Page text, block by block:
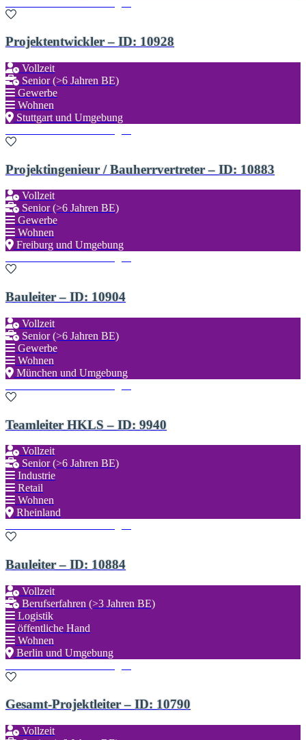
Projektentwickler – ID: 10928
Vollzeit
Senior (>6 Jahren BE)
Gewerbe
Wohnen
Stuttgart und Umgebung
Projektingenieur / Bauherrvertreter – ID: 10883
Vollzeit
Senior (>6 Jahren BE)
Gewerbe
Wohnen
Freiburg und Umgebung
Bauleiter – ID: 10904
Vollzeit
Senior (>6 Jahren BE)
Gewerbe
Wohnen
München und Umgebung
Teamleiter HKLS – ID: 9940
Vollzeit
Senior (>6 Jahren BE)
Industrie
Retail
Wohnen
Rheinland
Bauleiter – ID: 10884
Vollzeit
Berufserfahren (>3 Jahren BE)
Logistik
öffentliche Hand
Wohnen
Berlin und Umgebung
Gesamt-Projektleiter – ID: 10790
Vollzeit